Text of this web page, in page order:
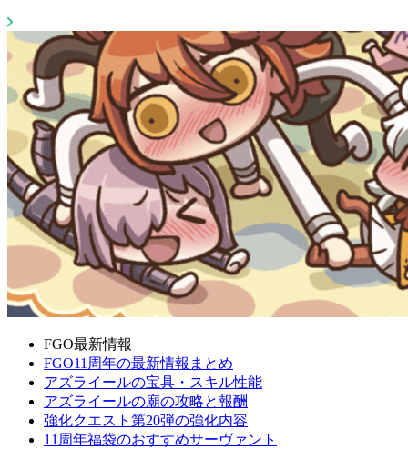
FGO最新情報
FGO11周年の最新情報まとめ
アズライールの宝具・スキル性能
アズライールの廟の攻略と報酬
強化クエスト第20弾の強化内容
11周年福袋のおすすめサーヴァント